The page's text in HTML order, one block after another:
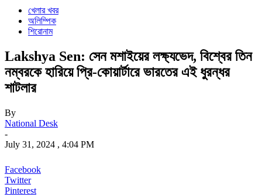
খেলার খবর
অলিম্পিক
শিরোনাম
Lakshya Sen: সেন মশাইয়ের লক্ষ্যভেদ, বিশ্বের তিন
নম্বরকে হারিয়ে প্রি-কোয়ার্টারে ভারতের এই ধুরন্ধর
শাটলার
By
National Desk
-
July 31, 2024 , 4:04 PM
Facebook
Twitter
Pinterest